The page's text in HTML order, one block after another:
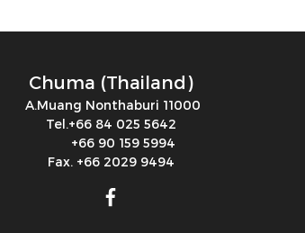
Chuma (Thailand)
A.Muang Nonthaburi 11000
Tel.+66 84 025 5642
+66 90 159 5994
Fax. +66 2029 9494